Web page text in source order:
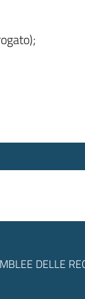
DELLE